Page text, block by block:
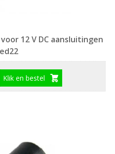
12 V DC aansluitingen
Klik en bestel